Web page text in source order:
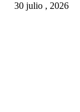
30 julio , 2026